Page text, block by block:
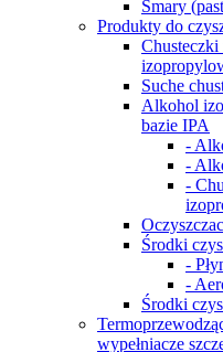
Smary
Produkty do
Chusteczki
Suche
Alkohol
bazie IPA
-
-
-
Środki
-
-
Środki
wypełniacze